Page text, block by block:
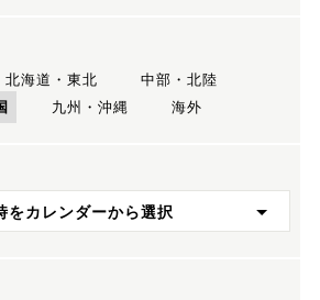
北海道・東北
中部・北陸
九州・沖縄 海外
をカレンダーから選択